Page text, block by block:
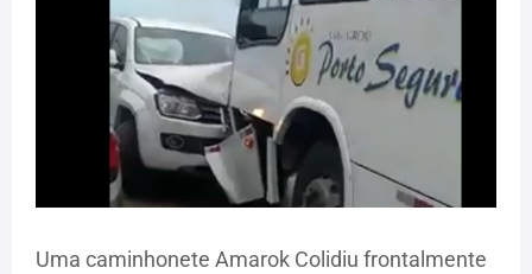
Uma caminhonete Amarok Colidiu frontalmente